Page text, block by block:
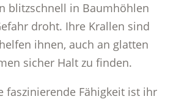
blitzschnell in Baumhöhlen
droht. Ihre Krallen sind
ihnen, auch an glatten
sicher Halt zu finden.
faszinierende Fähigkeit ist ihr